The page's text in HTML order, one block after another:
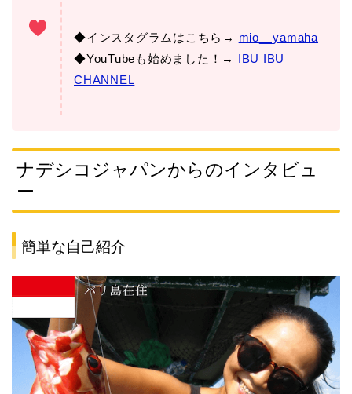
◆インスタグラムはこちら→ mio__yamaha
◆YouTubeも始めました！→ IBU IBU
CHANNEL
ナデシコジャパンからのインタビュ
ー
簡単な自己紹介